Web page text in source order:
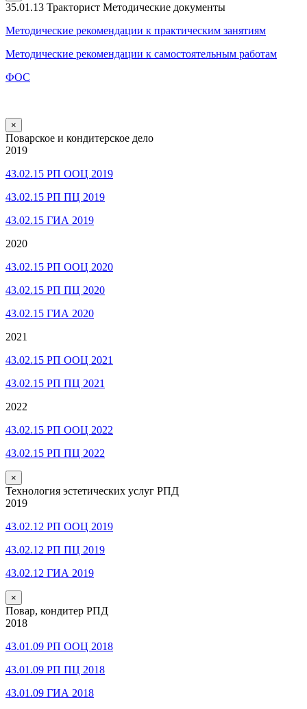
35.01.13 Тракторист Методические документы
Методические рекомендации к практическим занятиям
Методические рекомендации к самостоятельным работам
ФОС
×
Поварское и кондитерское дело
2019
43.02.15 РП ООЦ 2019
43.02.15 РП ПЦ 2019
43.02.15 ГИА 2019
2020
43.02.15 РП ООЦ 2020
43.02.15 РП ПЦ 2020
43.02.15 ГИА 2020
2021
43.02.15 РП ООЦ 2021
43.02.15 РП ПЦ 2021
2022
43.02.15 РП ООЦ 2022
43.02.15 РП ПЦ 2022
×
Технология эстетических услуг РПД
2019
43.02.12 РП ООЦ 2019
43.02.12 РП ПЦ 2019
43.02.12 ГИА 2019
×
Повар, кондитер РПД
2018
43.01.09 РП ООЦ 2018
43.01.09 РП ПЦ 2018
43.01.09 ГИА 2018